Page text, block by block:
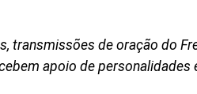
transmissões de oração do
apoio de personalidades